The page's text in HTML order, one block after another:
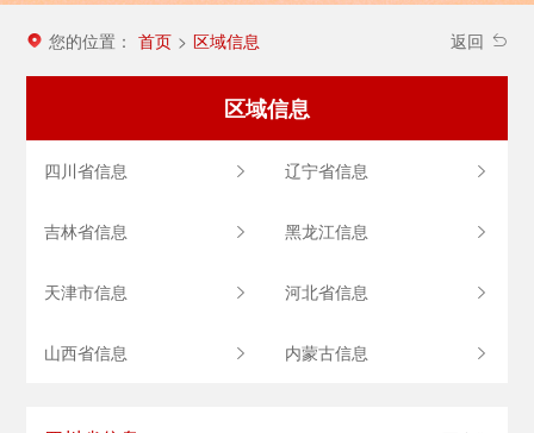
您的位置： 首页 > 区域信息 返回
区域信息
四川省信息 辽宁省信息
吉林省信息 黑龙江信息
天津市信息 河北省信息
山西省信息 内蒙古信息